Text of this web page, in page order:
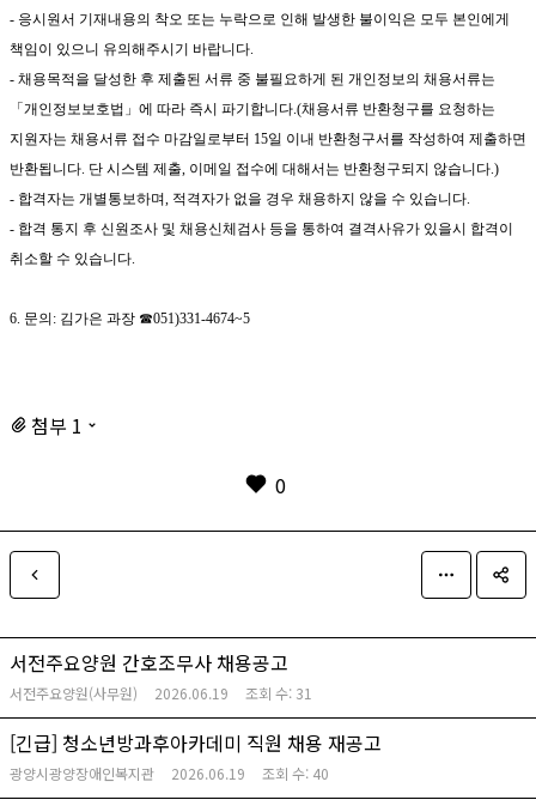
- 응시원서 기재내용의 착오 또는 누락으로 인해 발생한 불이익은 모두 본인에게
책임이 있으니 유의해주시기 바랍니다.
- 채용목적을 달성한 후 제출된 서류 중 불필요하게 된 개인정보의 채용서류는
「 개인정보보호법 」 에 따라 즉시 파기합니다.(채용서류 반환청구를 요청하는
지원자는 채용서류 접수 마감일로부터 15일 이내 반환청구서를 작성하여 제출하면
반환됩니다. 단 시스템 제출, 이메일 접수에 대해서는 반환청구되지 않습니다.)
- 합격자는 개별통보하며, 적격자가 없을 경우 채용하지 않을 수 있습니다.
- 합격 통지 후 신원조사 및 채용신체검사 등을 통하여 결격사유가 있을시 합격이
취소할 수 있습니다.
6. 문의 : 김가은 과장 ☎051)331-4674~5
첨부 1
0
서전주요양원 간호조무사 채용공고
서전주요양원(사무원) 2026.06.19 조회 수: 31
[긴급] 청소년방과후아카데미 직원 채용 재공고
광양시광양장애인복지관 2026.06.19 조회 수: 40